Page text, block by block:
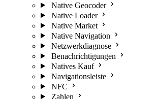
Native Geocoder
Native Loader
Native Market
Native Navigation
Netzwerkdiagnose
Benachrichtigungen
Natives Kauf
Navigationsleiste
NFC
Zahlen